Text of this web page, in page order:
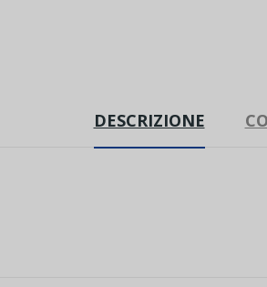
DESCRIZIONE